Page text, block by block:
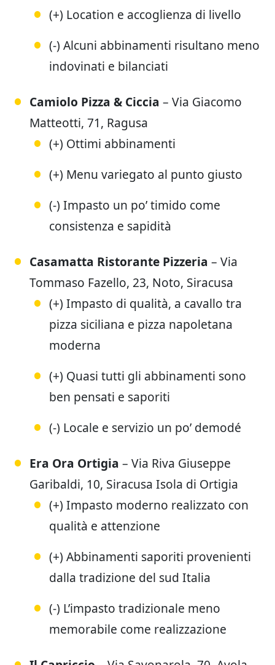
(+) Location e accoglienza di livello
(-) Alcuni abbinamenti risultano meno
indovinati e bilanciati
Camiolo Pizza & Ciccia – Via Giacomo
Matteotti, 71, Ragusa
(+) Ottimi abbinamenti
(+) Menu variegato al punto giusto
(-) Impasto un po’ timido come
consistenza e sapidità
Casamatta Ristorante Pizzeria – Via
Tommaso Fazello, 23, Noto, Siracusa
(+) Impasto di qualità, a cavallo tra
pizza siciliana e pizza napoletana
moderna
(+) Quasi tutti gli abbinamenti sono
ben pensati e saporiti
(-) Locale e servizio un po’ demodé
Era Ora Ortigia – Via Riva Giuseppe
Garibaldi, 10, Siracusa Isola di Ortigia
(+) Impasto moderno realizzato con
qualità e attenzione
(+) Abbinamenti saporiti provenienti
dalla tradizione del sud Italia
(-) L’impasto tradizionale meno
memorabile come realizzazione